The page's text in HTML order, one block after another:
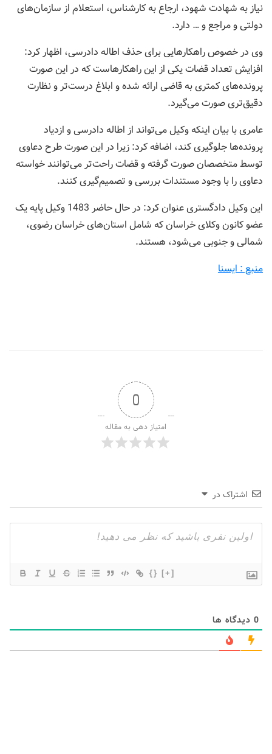
نیاز به شهادت شهود، ارجاع به کارشناس، استعلام از سازمان‌های
دولتی و مراجع و … دارد.
وی در خصوص راهکارهایی برای حذف اطاله دادرسی، اظهار کرد:
افزایش تعداد قضات یکی از این راهکارهاست که در این صورت
پرونده‌های کمتری به قاضی ارائه شده و ابلاغ درست‎‌تر و نظارت
دقیق‌تری صورت می‌گیرد.
عامری با بیان اینکه وکیل می‌تواند از اطاله دادرسی و ازدیاد
پرونده‌‎ها جلوگیری کند، اضافه کرد: زیرا در این صورت طرح دعاوی
توسط متخصصان صورت گرفته و قضات راحت‎‌تر می‌توانند خواسته
دعاوی را با وجود مستندات بررسی و تصمیم‌گیری کنند.
این وکیل دادگستری عنوان کرد: در حال حاضر 1483 وکیل پایه یک
عضو کانون وکلای خراسان که شامل استان‌های خراسان رضوی،
شمالی و جنوبی می‌شود، هستند.
منبع : ایسنا
0
امتیاز دهی به مقاله
اشتراک در
{} [+]
0 دیدگاه ها